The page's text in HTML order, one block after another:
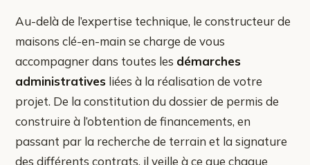
Au-delà de l’expertise technique, le constructeur de
maisons clé-en-main se charge de vous
accompagner dans toutes les démarches
administratives liées à la réalisation de votre
projet. De la constitution du dossier de permis de
construire à l’obtention de financements, en
passant par la recherche de terrain et la signature
des différents contrats, il veille à ce que chaque